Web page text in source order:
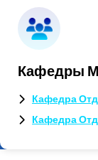
Кафедры
Кафедра
Кафедра